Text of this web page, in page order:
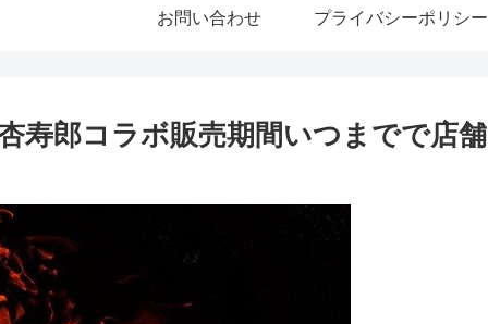
お問い合わせ プライバシーポリシー
寿郎コラボ販売期間いつまでで店舗